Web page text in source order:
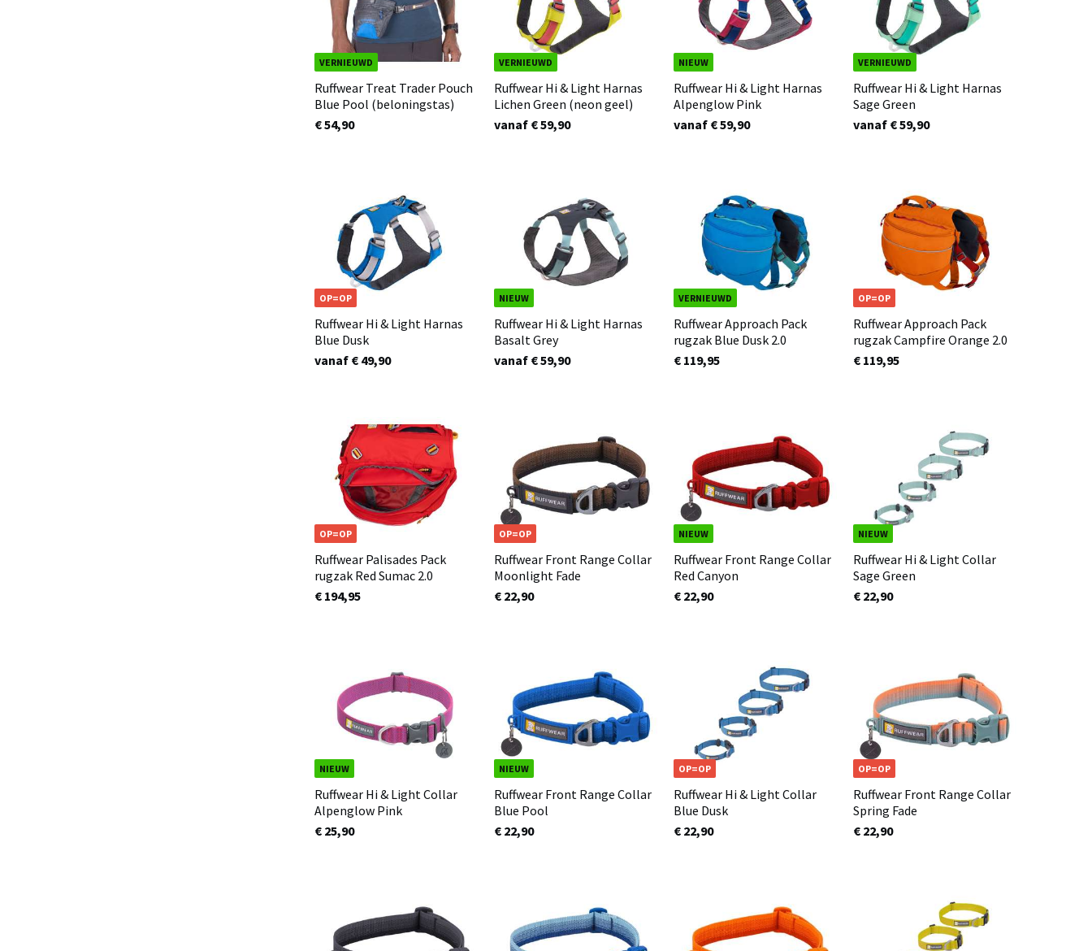
VERNIEUWD
Ruffwear Treat Trader Pouch
Blue Pool (beloningstas)
€ 54,90
VERNIEUWD
Ruffwear Hi & Light Harnas
Lichen Green (neon geel)
vanaf € 59,90
NIEUW
Ruffwear Hi & Light Harnas
Alpenglow Pink
vanaf € 59,90
VERNIEUWD
Ruffwear Hi & Light Harnas
Sage Green
vanaf € 59,90
OP=OP
Ruffwear Hi & Light Harnas
Blue Dusk
vanaf € 49,90
NIEUW
Ruffwear Hi & Light Harnas
Basalt Grey
vanaf € 59,90
VERNIEUWD
Ruffwear Approach Pack
rugzak Blue Dusk 2.0
€ 119,95
OP=OP
Ruffwear Approach Pack
rugzak Campfire Orange 2.0
€ 119,95
OP=OP
Ruffwear Palisades Pack
rugzak Red Sumac 2.0
€ 194,95
OP=OP
Ruffwear Front Range Collar
Moonlight Fade
€ 22,90
NIEUW
Ruffwear Front Range Collar
Red Canyon
€ 22,90
NIEUW
Ruffwear Hi & Light Collar
Sage Green
€ 22,90
NIEUW
Ruffwear Hi & Light Collar
Alpenglow Pink
€ 25,90
NIEUW
Ruffwear Front Range Collar
Blue Pool
€ 22,90
OP=OP
Ruffwear Hi & Light Collar
Blue Dusk
€ 22,90
OP=OP
Ruffwear Front Range Collar
Spring Fade
€ 22,90